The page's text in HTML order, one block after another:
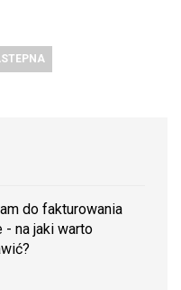
do fakturowania
- na jaki warto